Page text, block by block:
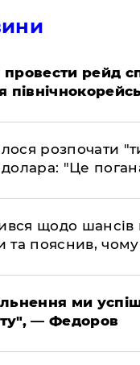
провести рейд
розпочати
"Це
щодо шансів
та пояснив,
ми
— Федоров